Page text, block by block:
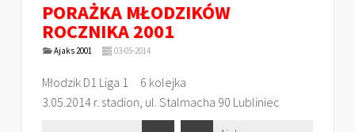
PORAŻKA MŁODZIKÓW
ROCZNIKA 2001
Ajaks 2001 03-05-2014
Młodzik D1 Liga 1 6 kolejka
3.05.2014 r. stadion, ul. Stalmacha 90 Lubliniec